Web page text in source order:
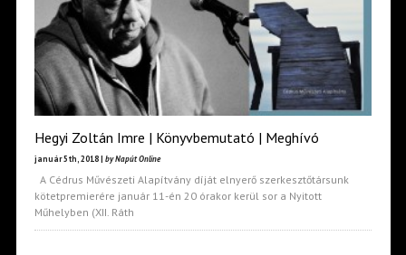
Hegyi Zoltán Imre | Könyvbemutató | Meghívó
január 5th, 2018 | by Napút Online
A Cédrus Művészeti Alapítvány díját elnyerő szerkesztőtársunk
kötetpremierére január 11-én 20 órakor kerül sor a Nyitott
Műhelyben (XII. Ráth